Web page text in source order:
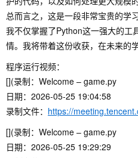
总而言之，这是一段非常宝贵的学
我不仅掌握了Python这一强大的工
情。我将带着这份收获，在未来的
程序运行视频：
[](录制：Welcome – game.py
日期：2026-05-25 19:04:58
录制文件： https://
[](录制：Welcome – game.py
日期：2026-05-25 19:29:29